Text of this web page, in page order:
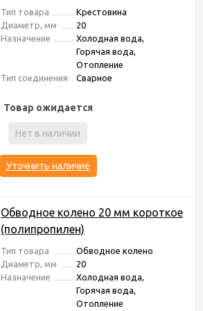
Тип товара
Крестовина
Диаметр, мм
20
Назначение
Холодная вода,
Горячая вода,
Отопление
Тип соединения
Сварное
Товар ожидается
Нет в наличии
Уточнить наличие
Обводное колено 20 мм короткое
(полипропилен)
Тип товара
Обводное колено
Диаметр, мм
20
Назначение
Холодная вода,
Горячая вода,
Отопление